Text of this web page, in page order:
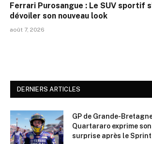
Ferrari Purosangue : Le SUV sportif
dévoiler son nouveau look
août 7, 2026
DERNIERS ARTICLES
GP de Grande-
Quartararo exprime
surprise après le Sprint